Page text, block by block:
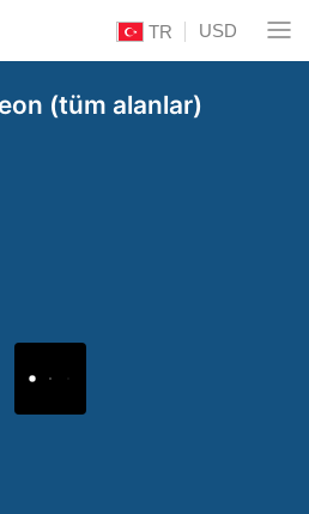
TR USD
(tüm alanlar)